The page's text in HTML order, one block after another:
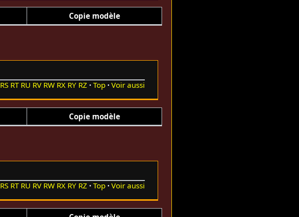
Copie modèle
RS RT RU RV RW RX RY RZ Top Voir aussi
Copie modèle
RS RT RU RV RW RX RY RZ Top Voir aussi